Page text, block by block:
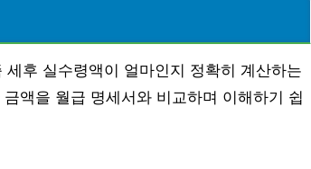
후 실수령액이 얼마인지 정확히 계산하는
액을 월급 명세서와 비교하며 이해하기 쉽